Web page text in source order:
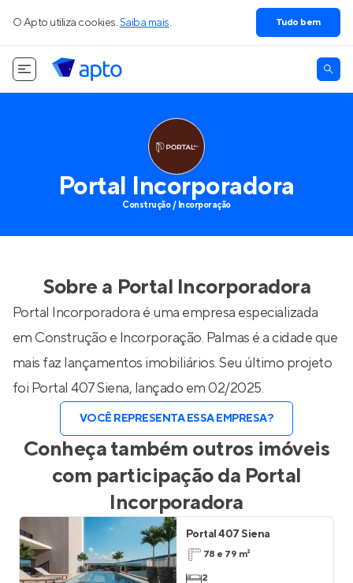
O Apto utiliza cookies. Saiba mais. Tudo bem
Portal Incorporadora
Construção / Incorporação
Sobre a Portal Incorporadora
Portal Incorporadora é uma empresa especializada
em Construção e Incorporação. Palmas é a cidade que
mais faz lançamentos imobiliários. Seu último projeto
foi Portal 407 Siena, lançado em 02/2025.
VOCÊ REPRESENTA ESSA EMPRESA?
Conheça também outros imóveis
com participação da Portal
Incorporadora
Portal 407 Siena
78 e 79 m²
2